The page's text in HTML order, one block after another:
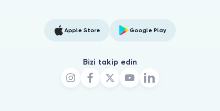
Apple Store Google Play
Bizi takip edin